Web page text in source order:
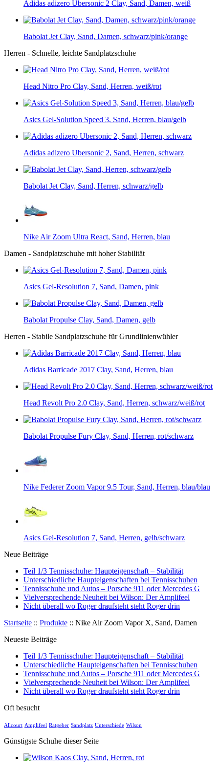
Adidas adizero Ubersonic 2 Clay, Sand, Damen, weiß
Babolat Jet Clay, Sand, Damen, schwarz/pink/orange
Herren - Schnelle, leichte Sandplatzschuhe
Head Nitro Pro Clay, Sand, Herren, weiß/rot
Asics Gel-Solution Speed 3, Sand, Herren, blau/gelb
Adidas adizero Ubersonic 2, Sand, Herren, schwarz
Babolat Jet Clay, Sand, Herren, schwarz/gelb
Nike Air Zoom Ultra React, Sand, Herren, blau
Damen - Sandplatzschuhe mit hoher Stabilität
Asics Gel-Resolution 7, Sand, Damen, pink
Babolat Propulse Clay, Sand, Damen, gelb
Herren - Stabile Sandplatzschuhe für Grundlinienwühler
Adidas Barricade 2017 Clay, Sand, Herren, blau
Head Revolt Pro 2.0 Clay, Sand, Herren, schwarz/weiß/rot
Babolat Propulse Fury Clay, Sand, Herren, rot/schwarz
Nike Federer Zoom Vapor 9.5 Tour, Sand, Herren, blau/blau
Asics Gel-Resolution 7, Sand, Herren, gelb/schwarz
Neue Beiträge
Teil 1/3 Tennisschuhe: Haupteigenschaft – Stabilität
Unterschiedliche Haupteigenschaften bei Tennisschuhen
Tennisschuhe und Autos – Porsche 911 oder Mercedes G
Vielversprechende Neuheit bei Wilson: Der Amplifeel
Nicht überall wo Roger draufsteht steht Roger drin
Startseite :: Produkte :: Nike Air Zoom Vapor X, Sand, Damen
Neueste Beiträge
Teil 1/3 Tennisschuhe: Haupteigenschaft – Stabilität
Unterschiedliche Haupteigenschaften bei Tennisschuhen
Tennisschuhe und Autos – Porsche 911 oder Mercedes G
Vielversprechende Neuheit bei Wilson: Der Amplifeel
Nicht überall wo Roger draufsteht steht Roger drin
Oft besucht
Allcourt Amplifeel Ratgeber Sandplatz Unterschiede Wilson
Günstigste Schuhe dieser Seite